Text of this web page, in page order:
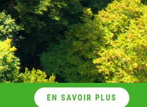
EN SAVOIR PLUS